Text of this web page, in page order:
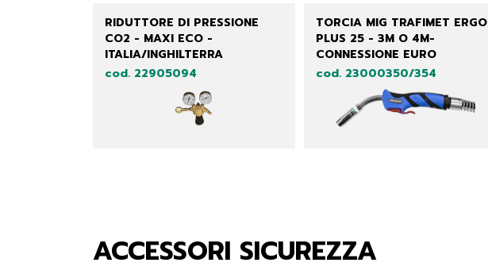
RIDUTTORE DI PRESSIONE
CO2 - MAXI ECO -
ITALIA/INGHILTERRA
cod. 22905094
TORCIA MIG TRAFIMET ERGO
PLUS 25 - 3M O 4M-
CONNESSIONE EURO
cod. 23000350/354
ACCESSORI SICUREZZA